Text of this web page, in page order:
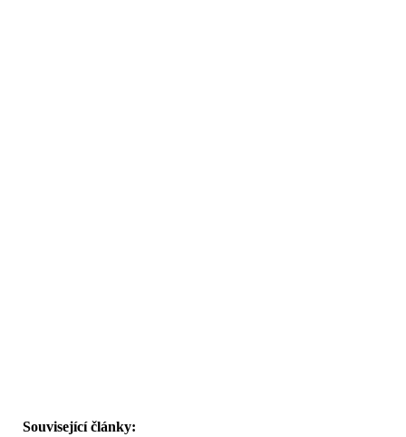
Související články: